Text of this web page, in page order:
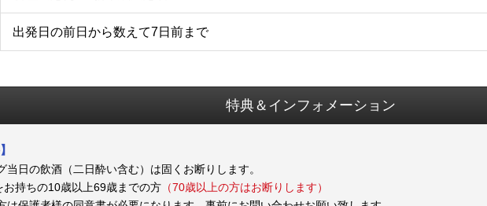
出発日の前日から数えて7日前まで
特典＆インフォメーション
当日の飲酒（二日酔い含む）は固くお断りします。
お持ちの10歳以上69歳までの方 （70歳以上の方はお断りします）